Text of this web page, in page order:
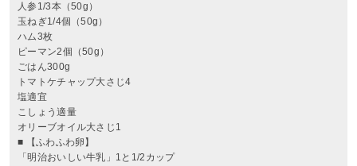
人参1/3本（50g）
玉ねぎ1/4個（50g）
ハム3枚
ピーマン2個（50g）
ごはん300g
トマトケチャップ大さじ4
塩適宜
こしょう適量
オリーブオイル大さじ1
■ 【ふわふわ卵】
「明治おいしい牛乳」1と1/2カップ